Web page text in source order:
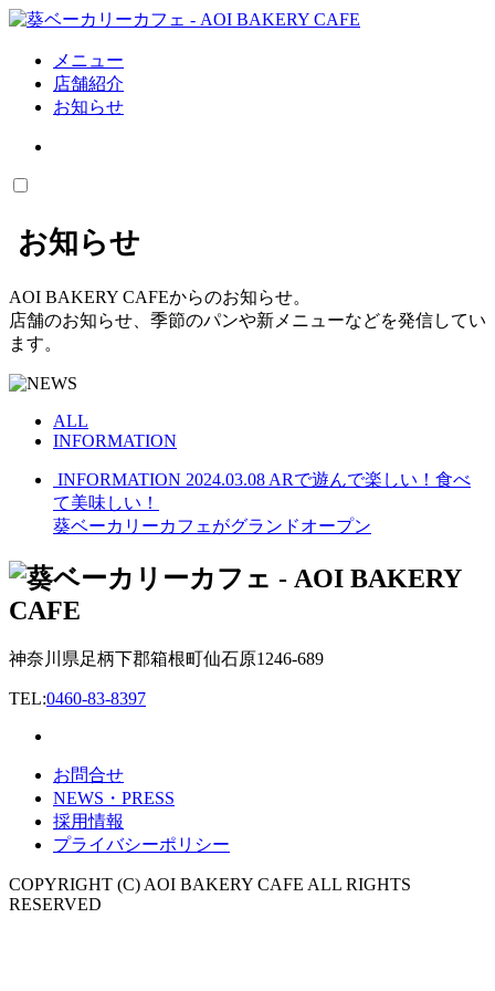
メニュー
店舗紹介
お知らせ
お知らせ
AOI BAKERY CAFEからのお知らせ。
店舗のお知らせ、季節のパンや新メニューなどを発信してい
ます。
ALL
INFORMATION
INFORMATION 2024.03.08 ARで遊んで楽しい！食べ
て美味しい！
葵ベーカリーカフェがグランドオープン
神奈川県足柄下郡箱根町仙石原1246-689
TEL:0460-83-8397
お問合せ
NEWS・PRESS
採用情報
プライバシーポリシー
COPYRIGHT (C) AOI BAKERY CAFE ALL RIGHTS
RESERVED